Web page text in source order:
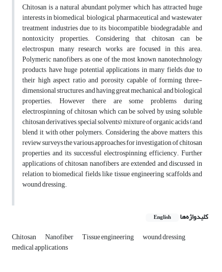
Chitosan is a natural abundant polymer which has attracted huge
interests in biomedical, biological, pharmaceutical and wastewater
treatment industries due to its biocompatible, biodegradable and
nontoxicity properties. Considering that chitosan can be
electrospun, many research works are focused in this area.
Polymeric nanofibers, as one of the most known nanotechnology
products, have huge potential applications in many fields due to
their high aspect ratio and porosity, capable of forming three-
dimensional structures and having great mechanical and biological
properties. However there are some problems during
electrospinning of chitosan which can be solved by using soluble
chitosan derivatives, special solvents) mixture of organic acids (and
blend it with other polymers. Considering the above matters, this
review surveys the various approaches for investigation of chitosan
properties and its successful electrospinning efficiency. Further
applications of chitosan nanofibers are extended and discussed in
relation to biomedical fields like tissue engineering scaffolds and
wound dressing.
کلیدواژه‌ها English
Chitosan Nanofiber Tissue engineering wound dressing
medical applications